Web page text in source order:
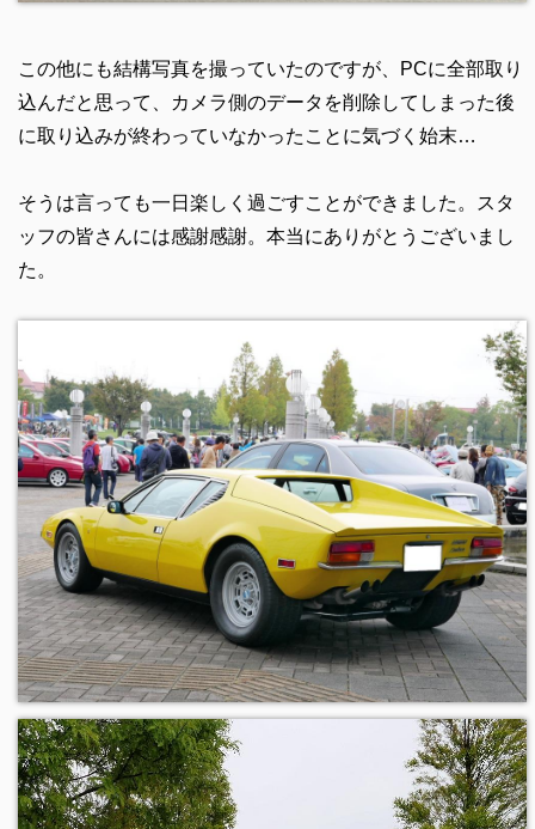
この他にも結構写真を撮っていたのですが、PCに全部取り
込んだと思って、カメラ側のデータを削除してしまった後
に取り込みが終わっていなかったことに気づく始末…
そうは言っても一日楽しく過ごすことができました。スタ
ッフの皆さんには感謝感謝。本当にありがとうございまし
た。